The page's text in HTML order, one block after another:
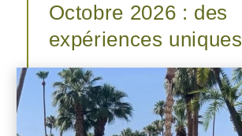
Octobre 2026 : des
expériences uniques